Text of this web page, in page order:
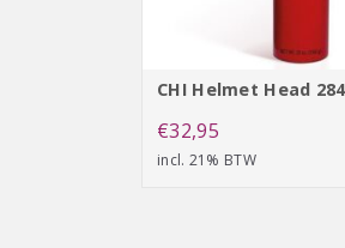
CHI Helmet Head
€32,95
incl. 21% BTW